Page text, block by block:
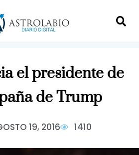
el presidente de
de Trump
19, 2016 1410